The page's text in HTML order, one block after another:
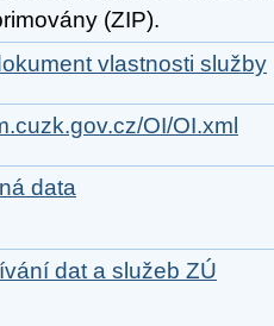
(ZIP).
vlastnosti služby
OI/OI.xml
data
dat a služeb ZÚ